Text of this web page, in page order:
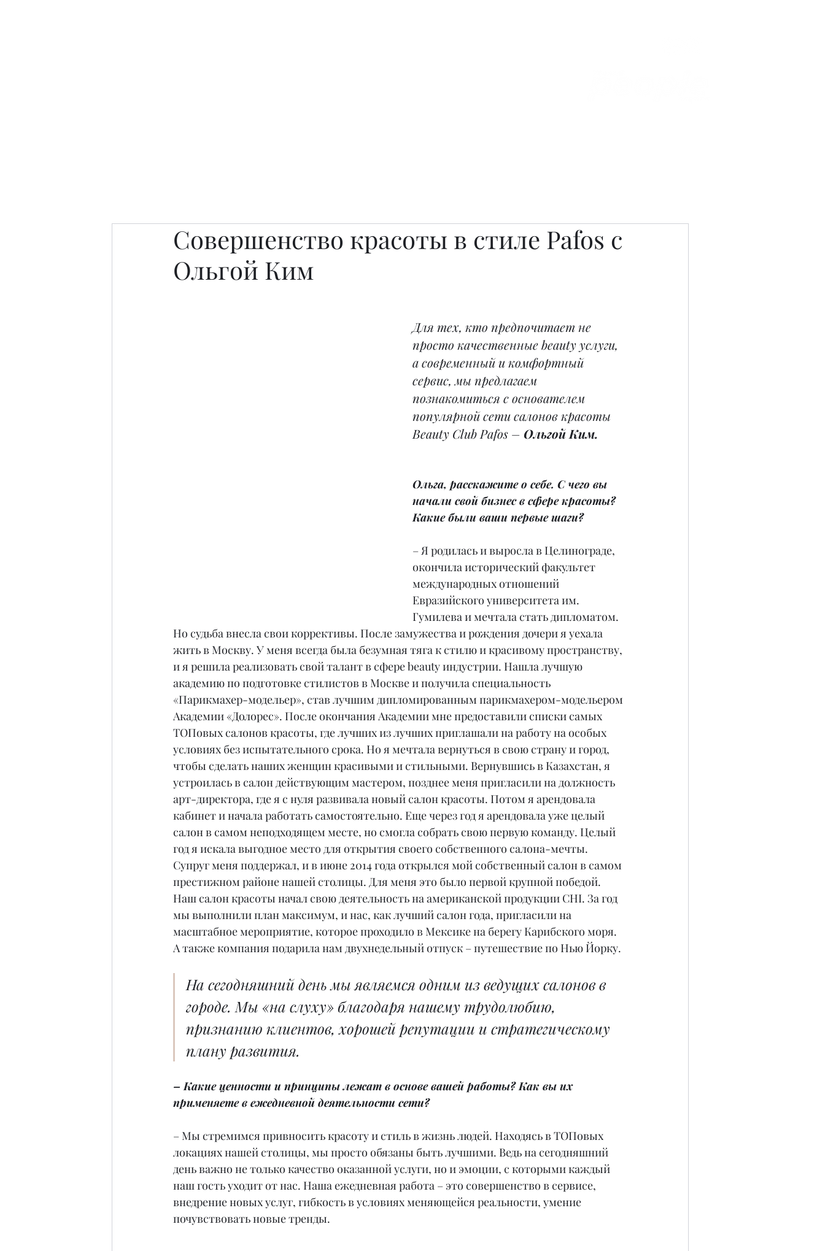
Совершенство красоты в стиле Pafos с
Ольгой Ким
Для тех, кто предпочитает не
просто качественные beauty услуги,
а современный и комфортный
сервис, мы предлагаем
познакомиться с основателем
популярной сети салонов красоты
Beauty Club Pafos – Ольгой Ким.
Ольга, расскажите о себе. С чего вы
начали свой бизнес в сфере красоты?
Какие были ваши первые шаги?
– Я родилась и выросла в Целинограде,
окончила исторический факультет
международных отношений
Евразийского университета им.
Гумилева и мечтала стать дипломатом.
Но судьба внесла свои коррективы. После замужества и рождения дочери я уехала
жить в Москву. У меня всегда была безумная тяга к стилю и красивому пространству,
и я решила реализовать свой талант в сфере beauty индустрии. Нашла лучшую
академию по подготовке стилистов в Москве и получила специальность
«Парикмахер-модельер», став лучшим дипломированным парикмахером-модельером
Академии «Долорес». После окончания Академии мне предоставили списки самых
ТОПовых салонов красоты, где лучших из лучших приглашали на работу на особых
условиях без испытательного срока. Но я мечтала вернуться в свою страну и город,
чтобы сделать наших женщин красивыми и стильными. Вернувшись в Казахстан, я
устроилась в салон действующим мастером, позднее меня пригласили на должность
арт-директора, где я с нуля развивала новый салон красоты. Потом я арендовала
кабинет и начала работать самостоятельно. Еще через год я арендовала уже целый
салон в самом неподходящем месте, но смогла собрать свою первую команду. Целый
год я искала выгодное место для открытия своего собственного салона-мечты.
Супруг меня поддержал, и в июне 2014 года открылся мой собственный салон в самом
престижном районе нашей столицы. Для меня это было первой крупной победой.
Наш салон красоты начал свою деятельность на американской продукции CHI. За год
мы выполнили план максимум, и нас, как лучший салон года, пригласили на
масштабное мероприятие, которое проходило в Мексике на берегу Карибского моря.
А также компания подарила нам двухнедельный отпуск – путешествие по Нью Йорку.
На сегодняшний день мы являемся одним из ведущих салонов в
городе. Мы «на слуху» благодаря нашему трудолюбию,
признанию клиентов, хорошей репутации и стратегическому
плану развития.
– Какие ценности и принципы лежат в основе вашей работы? Как вы их
применяете в ежедневной деятельности сети?
– Мы стремимся привносить красоту и стиль в жизнь людей. Находясь в ТОПовых
локациях нашей столицы, мы просто обязаны быть лучшими. Ведь на сегодняшний
день важно не только качество оказанной услуги, но и эмоции, с которыми каждый
наш гость уходит от нас. Наша ежедневная работа – это совершенство в сервисе,
внедрение новых услуг, гибкость в условиях меняющейся реальности, умение
почувствовать новые тренды.